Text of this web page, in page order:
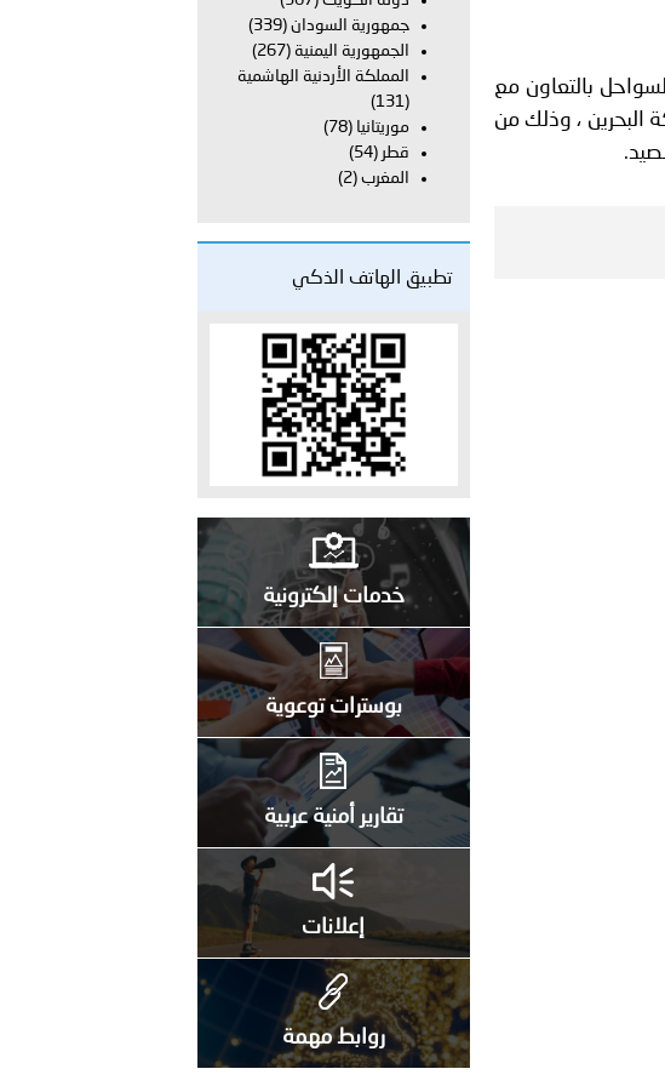
الحوثية على الأعيان المدنية في مدينة نـجران
بالتعاون مع
البحرين ، وذلك من
جمهورية السودان (339)
الجمهورية اليمنية (267)
المملكة الأردنية الهاشمية
(131)
موريتانيا (78)
قطر (54)
المغرب (2)
تطبيق الهاتف الذكي
خدمات إلكترونية
بوسترات توعوية
تقارير أمنية عربية
إعلانات
روابط مهمة